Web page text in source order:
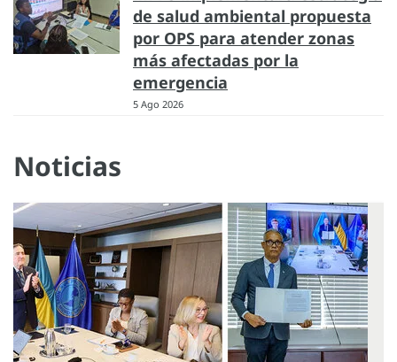
de salud ambiental propuesta
por OPS para atender zonas
más afectadas por la
emergencia
5 Ago 2026
Noticias